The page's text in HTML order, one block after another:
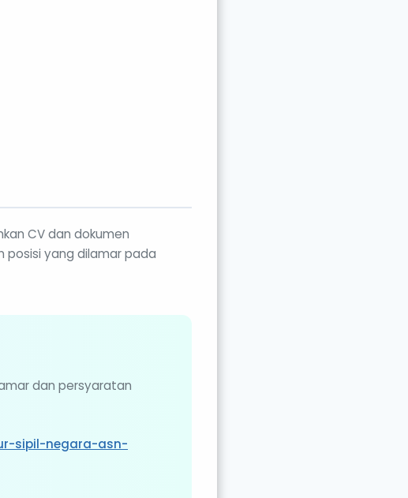
CV dan dokumen
posisi yang dilamar pada
dan persyaratan
sipil-negara-asn-